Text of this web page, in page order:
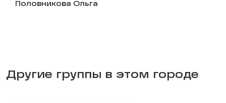
Половникова Ольга
Другие группы в этом городе